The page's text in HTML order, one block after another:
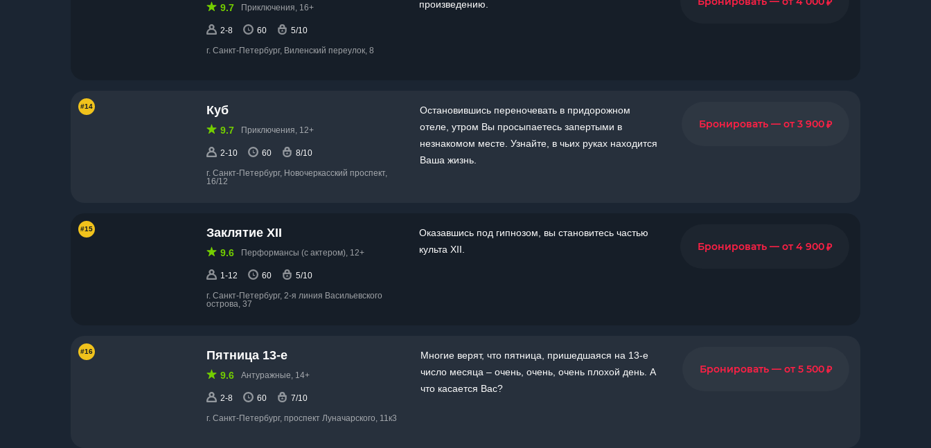
9.7 Приключения, 16+
2-8 60 5/10
г. Санкт-Петербург, Виленский переулок, 8
произведению.
#14 Куб
9.7 Приключения, 12+
2-10 60 8/10
г. Санкт-Петербург, Новочеркасский проспект,
16/12
Остановившись переночевать в придорожном
отеле, утром Вы просыпаетесь запертыми в
незнакомом месте. Узнайте, в чьих руках находится
Ваша жизнь.
Бронировать — от 3 900₽
#15 Заклятие XII
9.6 Перформансы (с актером), 12+
1-12 60 5/10
г. Санкт-Петербург, 2-я линия Васильевского
острова, 37
Оказавшись под гипнозом, вы становитесь частью
культа XII.
Бронировать — от 4 900₽
#16 Пятница 13-е
9.6 Антуражные, 14+
2-8 60 7/10
г. Санкт-Петербург, проспект Луначарского, 11к3
Многие верят, что пятница, пришедшаяся на 13-е
число месяца – очень, очень, очень плохой день. А
что касается Вас?
Бронировать — от 5 500₽